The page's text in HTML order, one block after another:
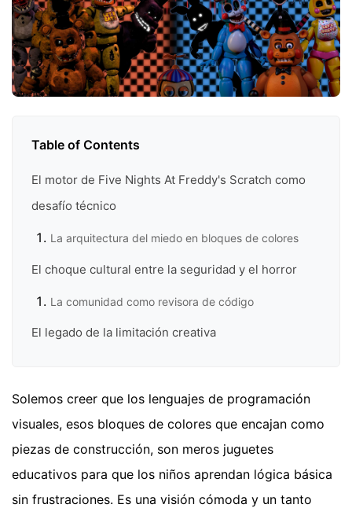
Table of Contents
El motor de Five Nights At Freddy's Scratch como
desafío técnico
La arquitectura del miedo en bloques de colores
El choque cultural entre la seguridad y el horror
La comunidad como revisora de código
El legado de la limitación creativa
Solemos creer que los lenguajes de programación
visuales, esos bloques de colores que encajan como
piezas de construcción, son meros juguetes
educativos para que los niños aprendan lógica básica
sin frustraciones. Es una visión cómoda y un tanto